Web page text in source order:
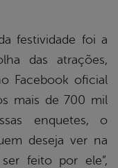
festividade foi a
das atrações,
Facebook oficial
mais de 700 mil
enquetes, o
deseja ver na
feito por ele”,